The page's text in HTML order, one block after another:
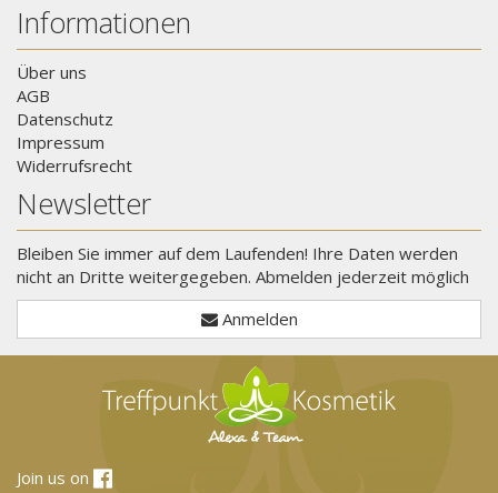
Informationen
Über uns
AGB
Datenschutz
Impressum
Widerrufsrecht
Newsletter
Bleiben Sie immer auf dem Laufenden! Ihre Daten werden
nicht an Dritte weitergegeben. Abmelden jederzeit möglich
Anmelden
Join us on